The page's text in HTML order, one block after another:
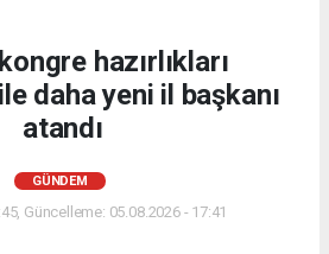
hazırlıkları
daha yeni il başkanı
atandı
GÜNDEM
Güncelleme: 05.08.2026 - 17:41